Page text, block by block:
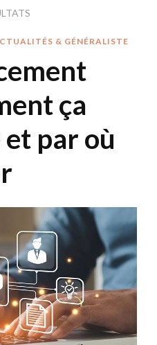
& GÉNÉRALISTE
ça
par où